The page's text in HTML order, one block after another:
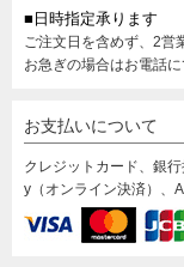
■日時指定承ります
ご注文日を含めず、2営
お急ぎの場合はお電話に
お支払いについて
クレジットカード、銀
y（オンライン決済）、